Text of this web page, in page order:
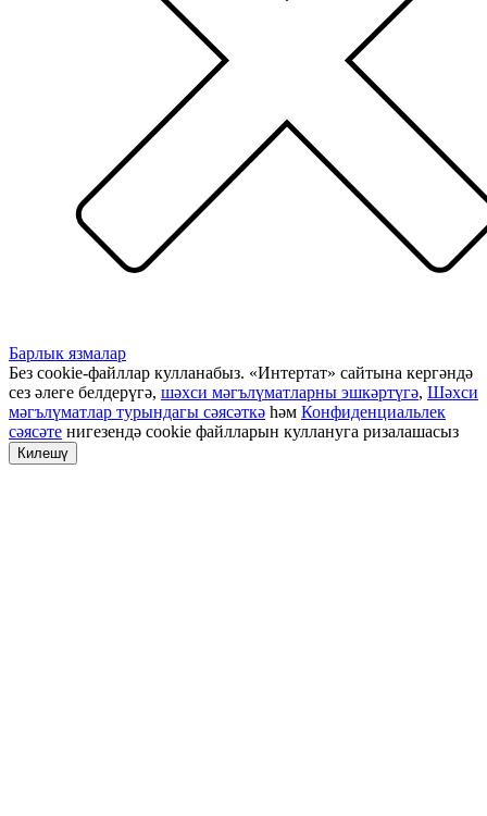
Барлык язмалар
Без cookie-файллар кулланабыз. «Интертат» сайтына кергәндә
сез әлеге белдерүгә, шәхси мәгълүматларны эшкәртүгә, Шәхси
мәгълүматлар турындагы сәясәткә һәм Конфиденциальлек
сәясәте нигезендә cookie файлларын куллануга ризалашасыз
Килешү